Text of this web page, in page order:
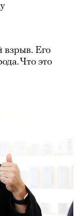
взрыв. Его
Что это